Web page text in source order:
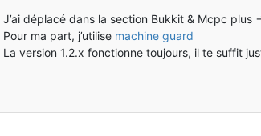
J’ai déplacé dans la section Bukkit & Mcpc plus
Pour ma part, j’utilise machine guard
La version 1.2.x fonctionne toujours, il te suffit